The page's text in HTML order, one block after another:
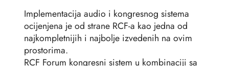
Implementacija audio i kongresnog sistema
ocijenjena je od strane RCF-a kao jedna od
najkompletnijih i najbolje izvedenih na ovim
prostorima.
RCF Forum kongresni sistem u kombinaciji sa